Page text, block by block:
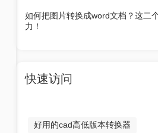
如何把图片转换成word文档？这二
力！
快速访问
好用的cad高低版本转换器